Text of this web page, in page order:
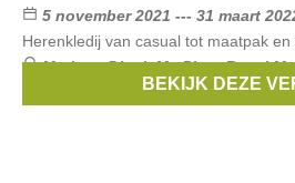
5 november 2021 --- 31 maart
Herenkledij van casual tot maatpak en
Merken:Digel,Mc Pitts,Royal
BEKIJK DEZE